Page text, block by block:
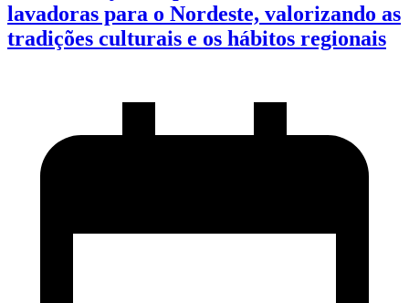
lavadoras para o Nordeste, valorizando as
tradições culturais e os hábitos regionais